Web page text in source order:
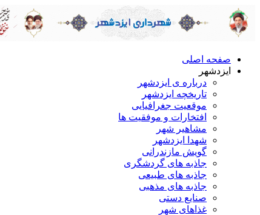
صفحه اصلی
ایزدشهر
درباره ی ایزدشهر
تاریخچه ایزدشهر
موقعیت جغرافیایی
افتخارات و موفقیت ها
مشاهیر شهر
شهدا ایزدشهر
گویش مازندرانی
جاذبه های گردشگری
جاذبه های طبیعی
جاذبه های مذهبی
صنایع دستی
غذاهای شهر